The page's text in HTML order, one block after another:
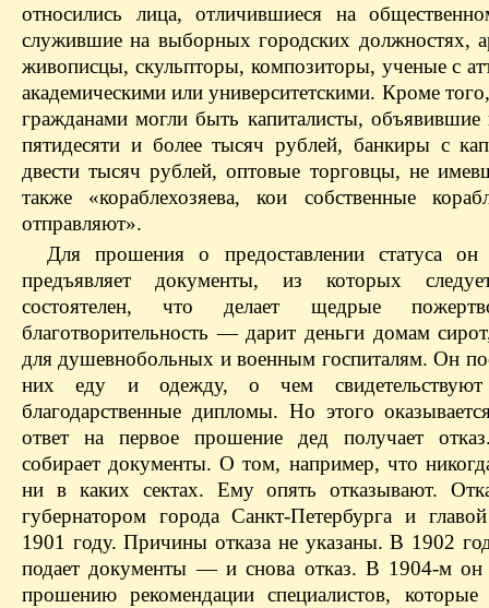
относились лица, отличившиеся на
служившие на выборных городских должностях,
живописцы, скульпторы, композиторы, ученые с
академическими или университетскими. Кроме
гражданами могли быть капиталисты, объявившие
пятидесяти и более тысяч рублей, банкиры с
двести тысяч рублей, оптовые торговцы, не
также «кораблехозяева, кои собственные
отправляют».
Для прошения о предоставлении статуса он
предъявляет документы, из которых
состоятелен, что делает щедрые
благотворительность — дарит деньги домам
для душевнобольных и военным госпиталям. Он
них еду и одежду, о чем
благодарственные дипломы. Но этого
ответ на первое прошение дед получает
собирает документы. О том, например, что
ни в каких сектах. Ему опять отказывают.
губернатором города Санкт-Петербурга и
1901 году. Причины отказа не указаны. В 1902
подает документы — и снова отказ. В 1904-м он
прошению рекомендации специалистов,